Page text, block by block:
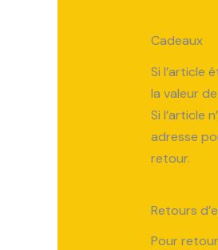
Cadeaux
Si l’article
la valeur
Si l’article
adresse
retour.
Retours
Pour